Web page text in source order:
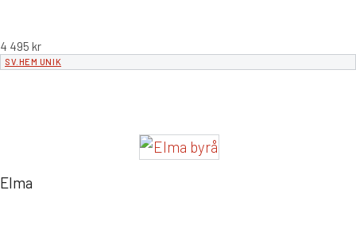
4 495 kr
SV.HEM UNIK
Elma